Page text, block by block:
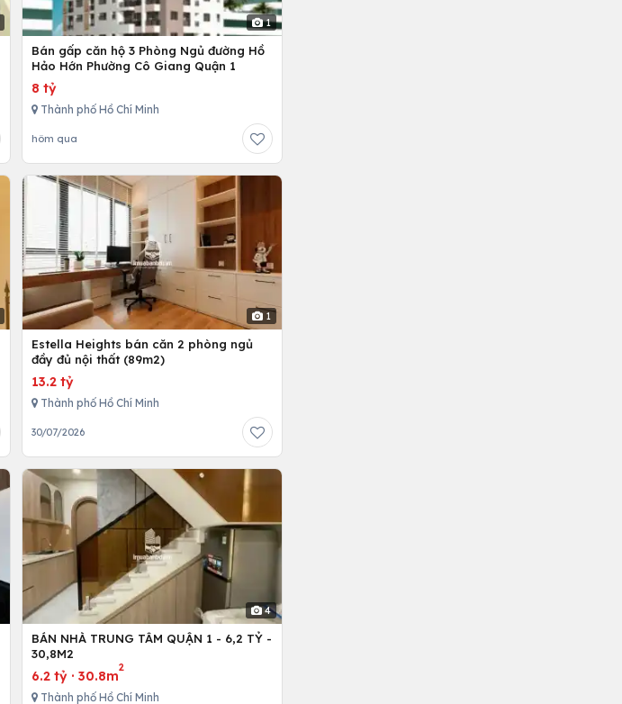
1
Bán gấp căn hộ 3 Phòng Ngủ đường Hồ
Hảo Hớn Phường Cô Giang Quận 1
8 tỷ
Thành phố Hồ Chí Minh
hôm qua
1
Estella Heights bán căn 2 phòng ngủ
đầy đủ nội thất (89m2)
13.2 tỷ
Thành phố Hồ Chí Minh
30/07/2026
4
BÁN NHÀ TRUNG TÂM QUẬN 1 - 6,2 TỶ -
30,8M2
6.2 tỷ· 30.8m
2
Thành phố Hồ Chí Minh